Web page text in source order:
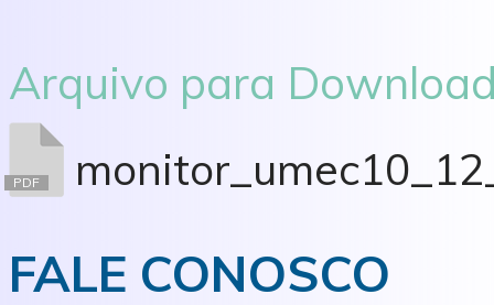
Arquivo para
PDF
FALE CONOSCO